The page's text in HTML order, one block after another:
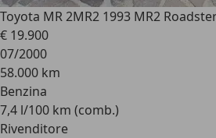
Toyota MR 2MR2 1993 MR2
€ 19.900
07/2000
58.000 km
Benzina
7,4 l/100 km (comb.)
Rivenditore